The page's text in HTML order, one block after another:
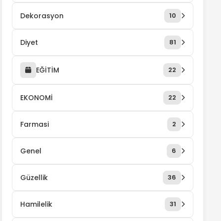
Dekorasyon 10
Diyet 81
EĞİTİM 22
EKONOMİ 22
Farmasi 2
Genel 6
Güzellik 36
Hamilelik 31